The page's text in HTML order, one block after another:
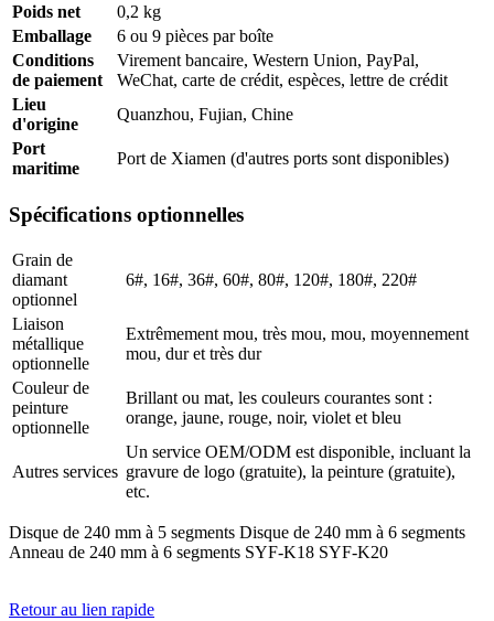
Poids net
0,2 kg
Emballage
6 ou 9 pièces par boîte
Conditions
de paiement
Virement bancaire, Western Union, PayPal,
WeChat, carte de crédit, espèces, lettre de crédit
Lieu
d'origine
Quanzhou, Fujian, Chine
Port
maritime
Port de Xiamen (d'autres ports sont disponibles)
Spécifications optionnelles
Grain de
diamant
optionnel
6#, 16#, 36#, 60#, 80#, 120#, 180#, 220#
Liaison
métallique
optionnelle
Extrêmement mou, très mou, mou, moyennement
mou, dur et très dur
Couleur de
peinture
optionnelle
Brillant ou mat, les couleurs courantes sont :
orange, jaune, rouge, noir, violet et bleu
Autres services
Un service OEM/ODM est disponible, incluant la
gravure de logo (gratuite), la peinture (gratuite),
etc.
Disque de 240 mm à 5 segments Disque de 240 mm à 6 segments
Anneau de 240 mm à 6 segments SYF-K18 SYF-K20
Retour au lien rapide